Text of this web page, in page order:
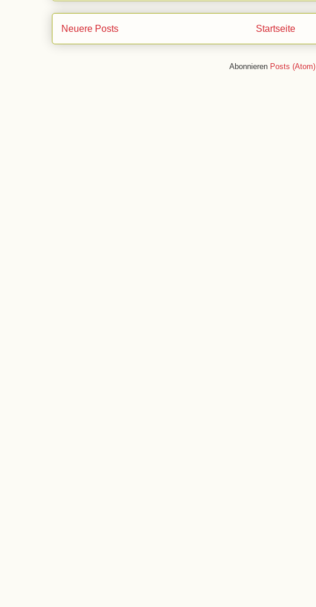
Neuere Posts Startseite
Abonnieren Posts (Atom)